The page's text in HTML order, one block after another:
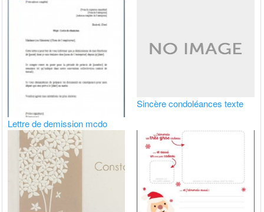
Lettre de demission mcdo
Sincère condoléances texte